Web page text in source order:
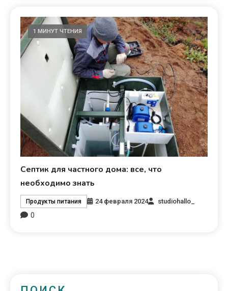
1 МИНУТ ЧТЕНИЯ
Септик для частного дома: все, что
необходимо знать
Продукты питания 24 февраля 2024 studiohallo_
0